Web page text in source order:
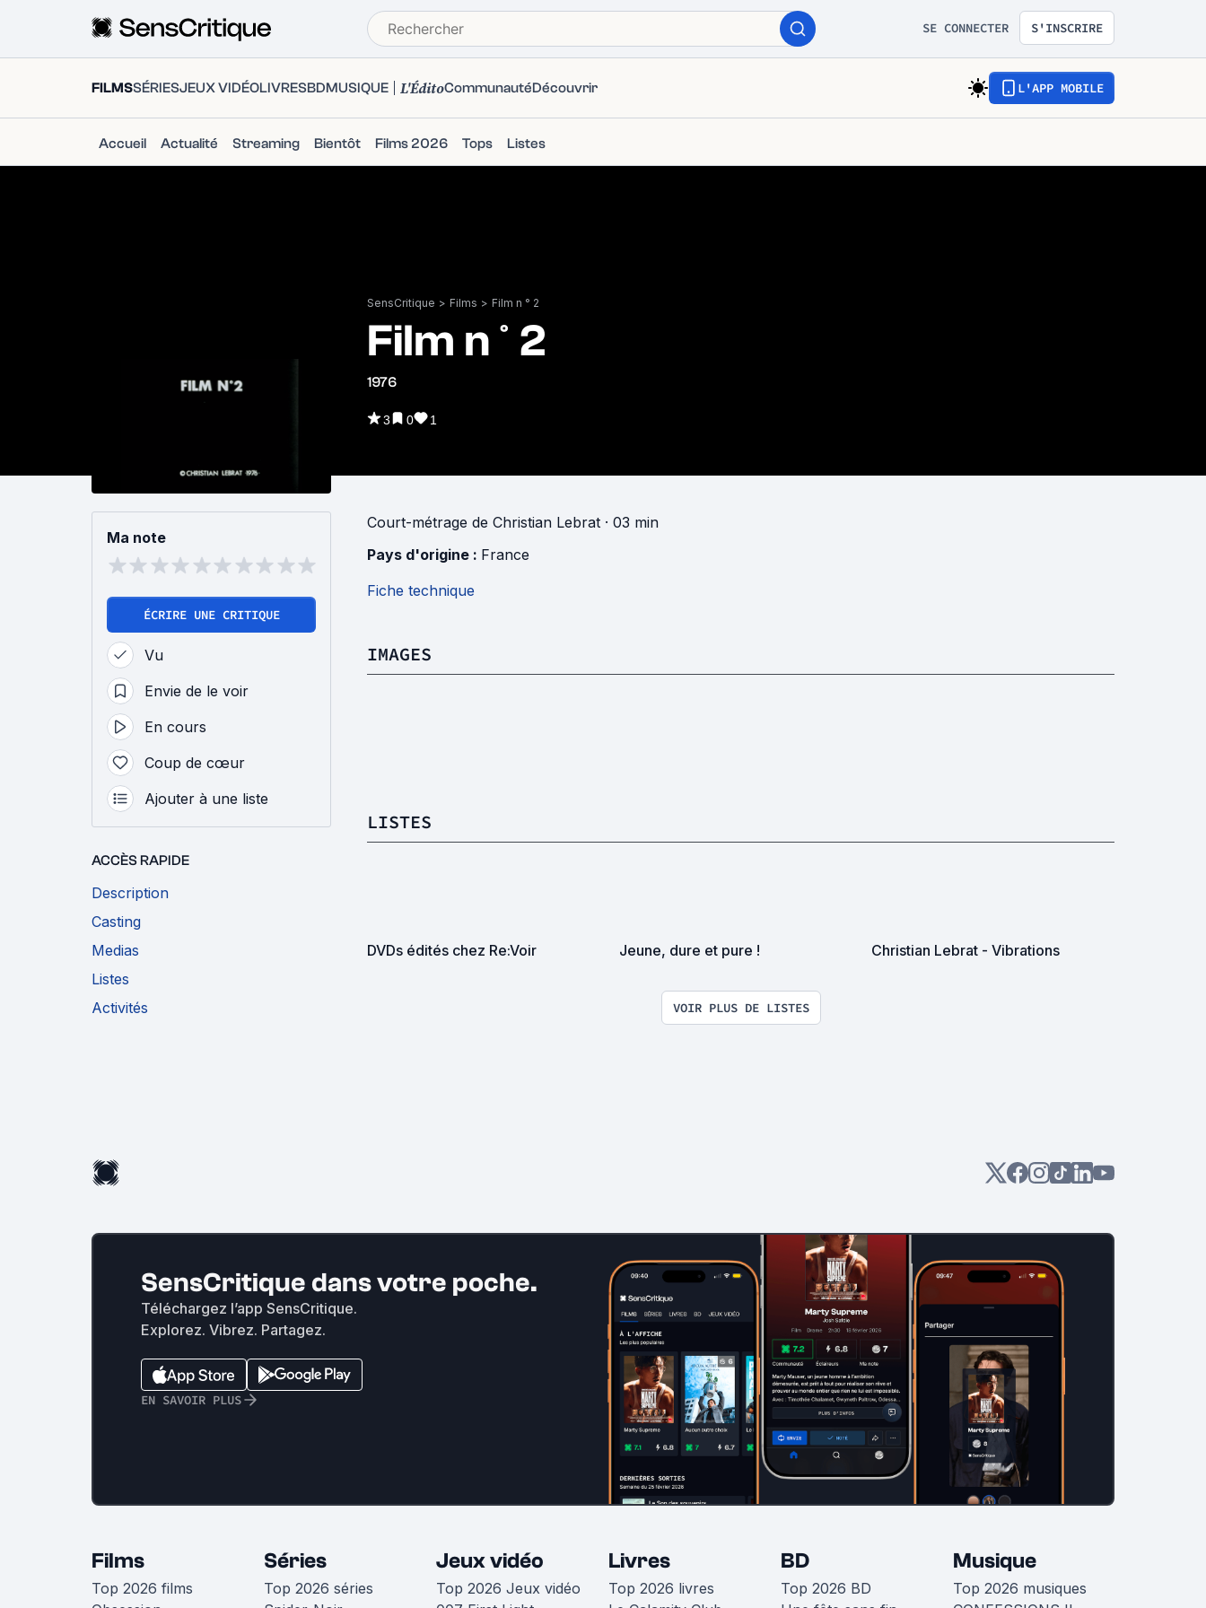
SE CONNECTER S'INSCRIRE
FILMSSÉRIESJEUX VIDÉOLIVRESBDMUSIQUE L'ÉditoCommunautéDécouvrir L'APP MOBILE
Accueil Actualité Streaming Bientôt Films 2026 Tops Listes
SensCritique > Films > Film n ° 2
Film n ° 2
1976
3 0 1
Ma note
ÉCRIRE UNE CRITIQUE
Vu
Envie de le voir
En cours
Coup de cœur
Ajouter à une liste
ACCÈS RAPIDE
Description
Casting
Medias
Listes
Activités
Court-métrage de Christian Lebrat · 03 min
Pays d'origine : France
Fiche technique
IMAGES
LISTES
DVDs édités chez Re:Voir Jeune, dure et pure ! Christian Lebrat - Vibrations
VOIR PLUS DE LISTES
SensCritique dans votre poche.
Téléchargez l’app SensCritique.
Explorez. Vibrez. Partagez.
EN SAVOIR PLUS
Films
Top 2026 films
Séries
Top 2026 séries
Jeux vidéo
Top 2026 Jeux vidéo
Livres
Top 2026 livres
BD
Top 2026 BD
Musique
Top 2026 musiques